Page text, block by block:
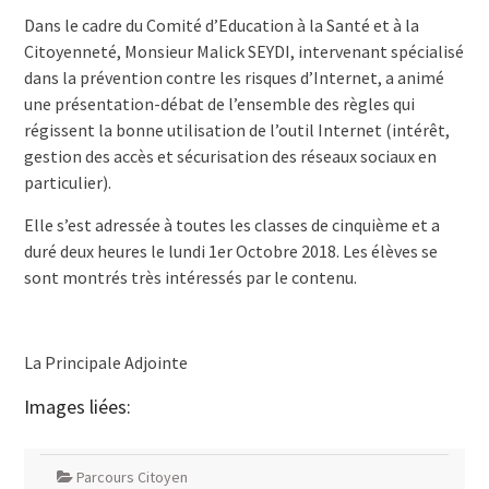
Dans le cadre du Comité d’Education à la Santé et à la
Citoyenneté, Monsieur Malick SEYDI, intervenant spécialisé
dans la prévention contre les risques d’Internet, a animé
une présentation-débat de l’ensemble des règles qui
régissent la bonne utilisation de l’outil Internet (intérêt,
gestion des accès et sécurisation des réseaux sociaux en
particulier).
Elle s’est adressée à toutes les classes de cinquième et a
duré deux heures le lundi 1er Octobre 2018. Les élèves se
sont montrés très intéressés par le contenu.
La Principale Adjointe
Images liées:
Parcours Citoyen